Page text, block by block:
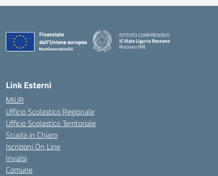
ISTITUTO COMPRENSIVO
IC Viale Liguria Rozzano
Rozzano (MI)
Link Esterni
MIUR
Ufficio Scolastico Regionale
Ufficio Scolastico Territoriale
Scuola in Chiaro
Iscrizioni On Line
Invalsi
Comune